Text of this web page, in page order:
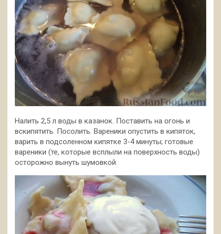
Налить 2,5 л воды в казанок. Поставить на огонь и
вскипятить. Посолить. Вареники опустить в кипяток,
варить в подсоленном кипятке 3-4 минуты; готовые
вареники (те, которые всплыли на поверхность воды)
осторожно вынуть шумовкой.